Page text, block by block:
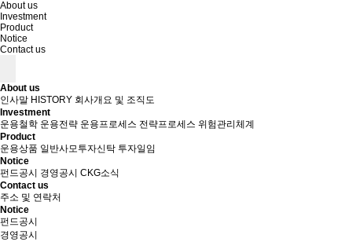
About us
Investment
Product
Notice
Contact us
About us
인사말 HISTORY 회사개요 및 조직도
Investment
운용철학 운용전략 운용프로세스 전략프로세스 위험관리체계
Product
운용상품 일반사모투자신탁 투자일임
Notice
펀드공시
경영공시 CKG소식
Contact us
주소 및 연락처
Notice
펀드공시
경영공시